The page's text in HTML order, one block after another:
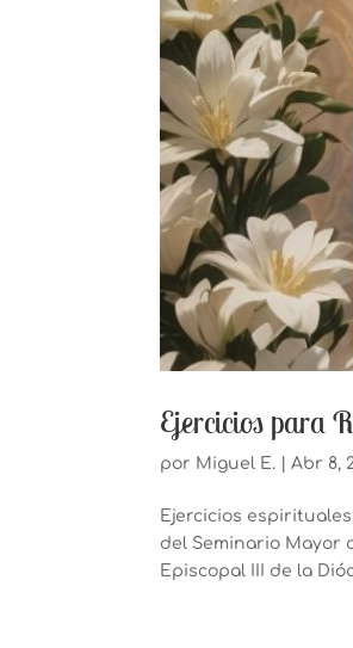
Ejercicios para
por Miguel E. |Abr 8,
Ejercicios
del Seminario Mayor
Episcopal III de la